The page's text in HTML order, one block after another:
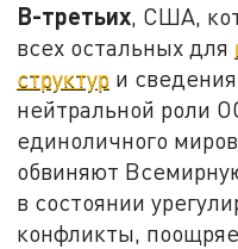
В-третьих, США,
всех остальных для
структур и
нейтральной роли
единоличного
обвиняют
в состоянии
конфликты,